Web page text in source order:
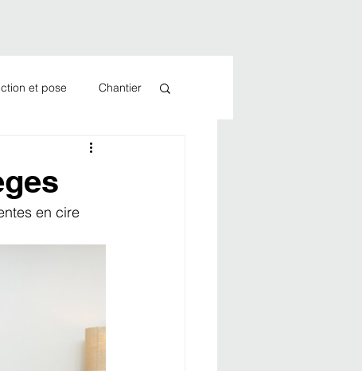
et pose Chantier
en cire